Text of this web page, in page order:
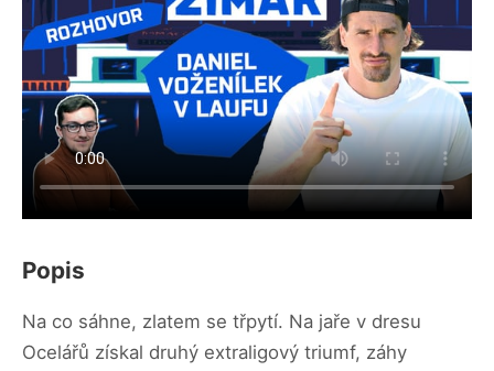
Popis
Na co sáhne, zlatem se třpytí. Na jaře v dresu
Ocelářů získal druhý extraligový triumf, záhy